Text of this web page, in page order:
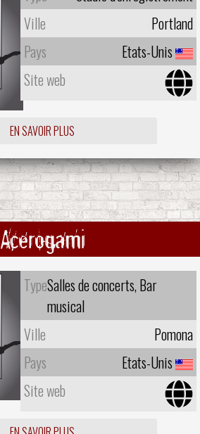
Ville
Portland
Pays
Etats-Unis
Site web
EN SAVOIR PLUS
Acerogami
TypeSalles de concerts, Bar
musical
Ville
Pomona
Pays
Etats-Unis
Site web